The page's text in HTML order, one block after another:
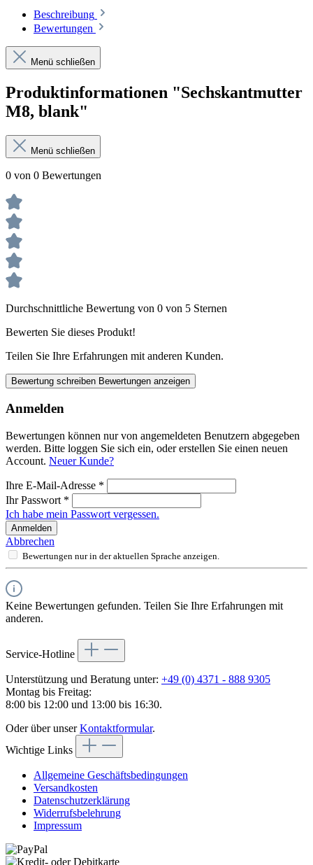
Beschreibung
Bewertungen
Menü schließen
Produktinformationen "Sechskantmutter
M8, blank"
Menü schließen
0 von 0 Bewertungen
Durchschnittliche Bewertung von 0 von 5 Sternen
Bewerten Sie dieses Produkt!
Teilen Sie Ihre Erfahrungen mit anderen Kunden.
Bewertung schreiben Bewertungen anzeigen
Anmelden
Bewertungen können nur von angemeldeten Benutzern abgegeben
werden. Bitte loggen Sie sich ein, oder erstellen Sie einen neuen
Account. Neuer Kunde?
Ihre E-Mail-Adresse *
Ihr Passwort *
Ich habe mein Passwort vergessen.
Anmelden
Abbrechen
Bewertungen nur in der aktuellen Sprache anzeigen.
Keine Bewertungen gefunden. Teilen Sie Ihre Erfahrungen mit
anderen.
Service-Hotline
Unterstützung und Beratung unter: +49 (0) 4371 - 888 9305
Montag bis Freitag:
8:00 bis 12:00 und 13:00 bis 16:30.
Oder über unserKontaktformular.
Wichtige Links
Allgemeine Geschäftsbedingungen
Versandkosten
Datenschutzerklärung
Widerrufsbelehrung
Impressum